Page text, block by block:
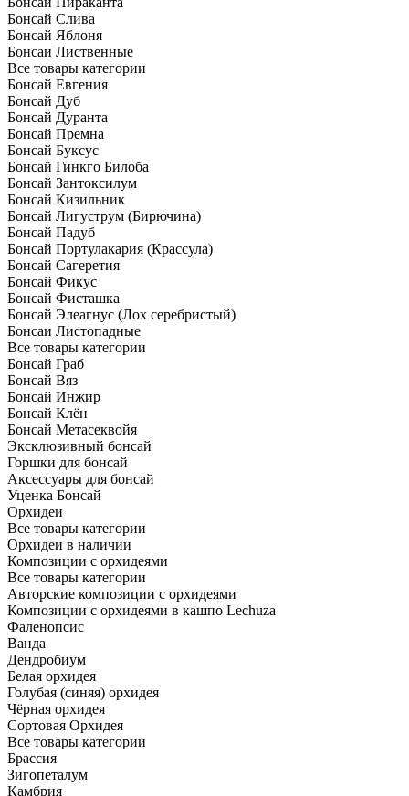
Бонсай Слива
Бонсай Яблоня
Бонсаи Лиственные
Все товары категории
Бонсай Евгения
Бонсай Дуб
Бонсай Дуранта
Бонсай Премна
Бонсай Буксус
Бонсай Гинкго Билоба
Бонсай Зантоксилум
Бонсай Кизильник
Бонсай Лигуструм (Бирючина)
Бонсай Падуб
Бонсай Портулакария (Крассула)
Бонсай Сагеретия
Бонсай Фикус
Бонсай Фисташка
Бонсай Элеагнус (Лох серебристый)
Бонсаи Листопадные
Все товары категории
Бонсай Граб
Бонсай Вяз
Бонсай Инжир
Бонсай Клён
Бонсай Метасеквойя
Эксклюзивный бонсай
Горшки для бонсай
Аксессуары для бонсай
Уценка Бонсай
Орхидеи
Все товары категории
Орхидеи в наличии
Композиции с орхидеями
Все товары категории
Авторские композиции с орхидеями
Композиции с орхидеями в кашпо Lechuza
Фаленопсис
Ванда
Дендробиум
Белая орхидея
Голубая (синяя) орхидея
Чёрная орхидея
Сортовая Орхидея
Все товары категории
Брассия
Зигопеталум
Камбрия